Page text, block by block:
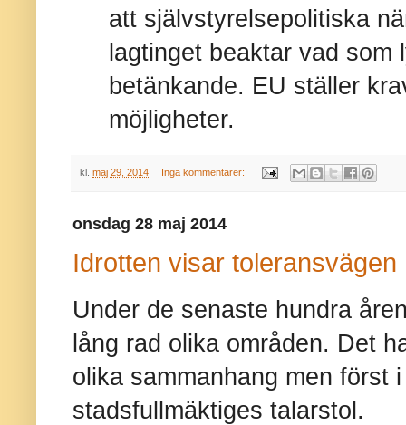
att självstyrelsepolitiska
lagtinget beaktar vad som
betänkande. EU ställer
möjligheter.
kl. maj 29, 2014 Inga kommentarer:
onsdag 28 maj 2014
Idrotten visar toleransvägen
Under de senaste hundra
lång rad olika områden. Det
olika sammanhang men först
stadsfullmäktiges talarstol.